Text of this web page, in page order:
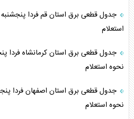
استعلام
نحوه استعلام
نحوه استعلام